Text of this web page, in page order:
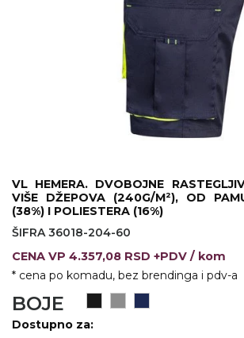
STRETCH TOPS
ŠIBICA
JAKNE I PRSLUCI
HYGIENIC KOLEKCIJA
OKOVRATNE ID TRAKICE
PRIBOR ZA PISANJE
VL HEMERA. DVOBOJNE
VIŠE DŽEPOVA (240G/M²), OD
(38%) I POLIESTERA (16%)
ŠIFRA 36018-204-60
CENA VP 4.357,08 RSD +PDV / kom
* cena po komadu, bez brendinga i pdv-a
BOJE
Dostupno za: